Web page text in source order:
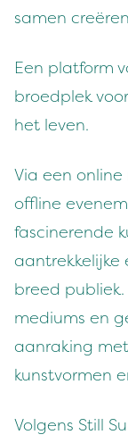
samen
Een platform
broedplek
het leven.
Via een
offline
fascinerende
aantrekkelijke
breed
mediums en
aanraking
kunstvormen
Volgens Still